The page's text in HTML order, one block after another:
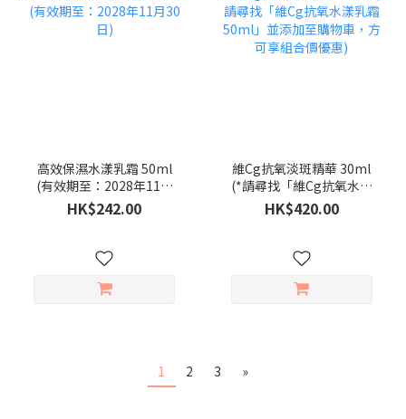
高效保濕水漾乳霜 50ml
(有效期至：2028年11月
30日)
HK$242.00
維Cg抗氧淡斑精華 30ml
(*請尋找「維Cg抗氧水漾
乳霜 50ml」並添加至購物
車，方可享組合價優惠)
HK$420.00
1 2 3 »